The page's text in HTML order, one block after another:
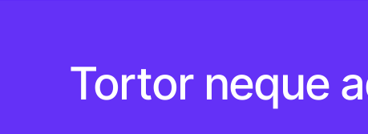
Tortor neque